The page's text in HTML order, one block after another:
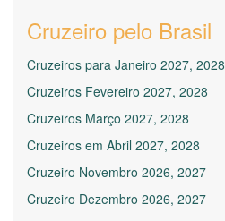
Cruzeiro pelo Brasil
Cruzeiros para Janeiro 2027, 2028
Cruzeiros Fevereiro 2027, 2028
Cruzeiros Março 2027, 2028
Cruzeiros em Abril 2027, 2028
Cruzeiro Novembro 2026, 2027
Cruzeiro Dezembro 2026, 2027